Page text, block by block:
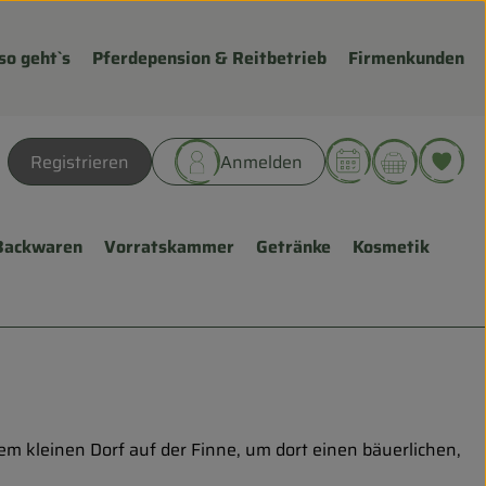
geht`s Pferdepension & Reitbetrieb Firmenkunden
Registrieren Anmelden
Vorratskammer Getränke Kosmetik
kleinen Dorf auf der Finne, um dort einen bäuerlichen,